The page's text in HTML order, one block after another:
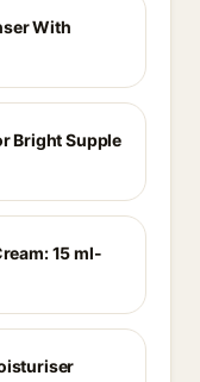
With
Bright Supple
15 ml-